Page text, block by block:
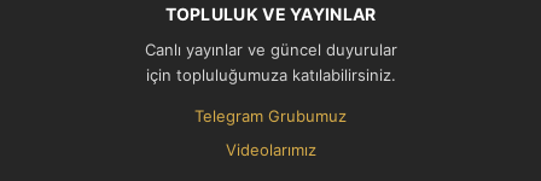
TOPLULUK VE YAYINLAR
Canlı yayınlar ve güncel duyurular
için topluluğumuza katılabilirsiniz.
Telegram Grubumuz
Videolarımız